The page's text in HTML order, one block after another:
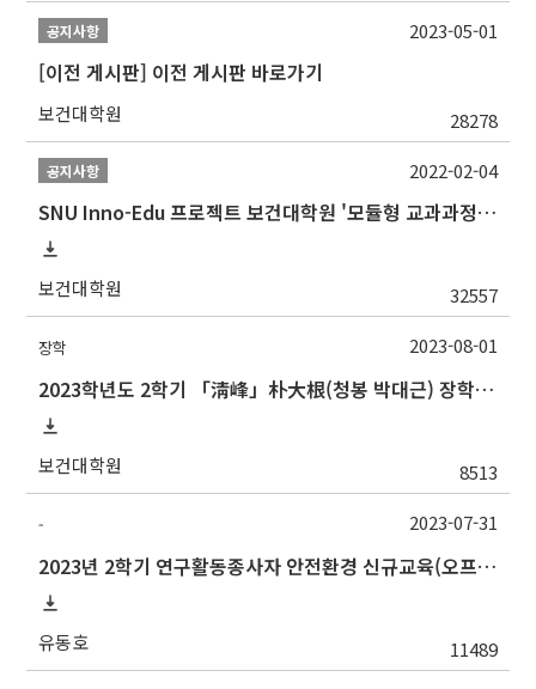
공지사항
[이전 게시판] 이전 게시판 바로가기
보건대학원 28278
2023-05-01
공지사항
SNU Inno-Edu 프로젝트 보건대학원 '모듈형 교과과정' 안내(revised 2022/2/28)
보건대학원 32557
2022-02-04
장학
2023학년도 2학기 「淸峰」朴大根(청봉 박대근) 장학생 신청 안내
보건대학원 8513
2023-08-01
-
2023년 2학기 연구활동종사자 안전환경 신규교육(오프라인) 안내
유동호 11489
2023-07-31